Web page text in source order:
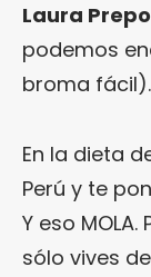
Laura
podemos
broma fácil).
En la dieta
Perú y te
Y eso MOLA.
sólo vives